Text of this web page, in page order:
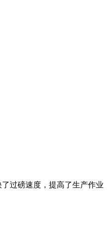
过磅速度，提高了生产作业